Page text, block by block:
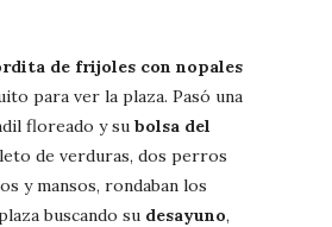
de frijoles con nopales
para ver la plaza. Pasó una
floreado y su bolsa del
de verduras, dos perros
y mansos, rondaban los
buscando su desayuno,